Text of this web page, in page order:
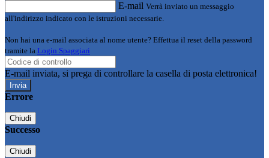
E-mail Verrà inviato un messaggio
all'indirizzo indicato con le istruzioni necessarie.
Non hai una e-mail associata al nome utente? Effettua il reset della password
tramite la Login Spaggiari
E-mail inviata, si prega di controllare la casella di posta elettronica!
Errore
Chiudi
Successo
Chiudi